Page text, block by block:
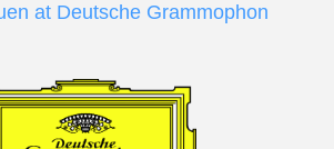
at Deutsche Grammophon